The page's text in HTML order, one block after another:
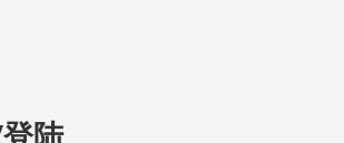
陆